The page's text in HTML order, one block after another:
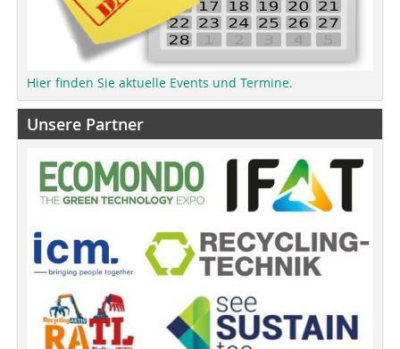
Hier finden Sie aktuelle Events und Termine.
Unsere Partner